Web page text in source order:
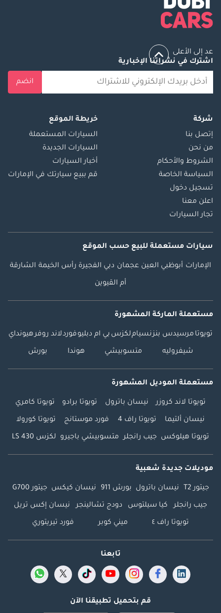
عد إلى الأعلى
اشترك في نشراتنا الإخبارية
انضم
شركة
إتصل بنا
من نحن
الشروط والأحكام
السياسة الخاصة
تسجيل دخول
اعلن معنا
تجار السيارات
خريطة الموقع
السيارات المستعملة
السيارات الجديدة
أخبار السيارات
قم ببيع سيارتك في الإمارات
سيارات مستعملة للبيع حسب الموقع
الإمارات أبوظبي العين عجمان دبي الفجيرة رأس الخيمة الشارقة
أم القيوين
مستعملة الماركة المشهورة
تويوتا مرسيدس بنزنسياملكزس بي ام دبليوفوردلاند روفرهيونداي
شيفروليه متسوبيشي هوندا بورش
مستعملة الموديل المشهورة
تويوتا لاند كروزر نيسان باترول تويوتا برادو تويوتا كامري
نيسان ألتيما تويوتا راف 4 فورد موستانج تويوتا كورولا
تويوتا هيلوكس جيب رانجلر متسوبيشي باجيرو لكزس LS 430
موديلات جديدة شعبية
جيتور T2 نيسان باترول بورش 911 نيسان كيكس جيتور G700
جيب رانجلر كيا سيلتوس دودج تشالينجر نيسان إكس تريل
تويوتا راف ٤ ميني كوبر فورد تيريتوري
تابعنا
قم بتحميل تطبيقنا الآن